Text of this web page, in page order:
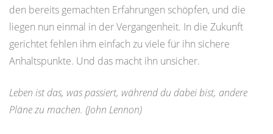
den bereits gemachten Erfahrungen schöpfen, und die
liegen nun einmal in der Vergangenheit. In die Zukunft
gerichtet fehlen ihm einfach zu viele für ihn sichere
Anhaltspunkte. Und das macht ihn unsicher.
Leben ist das, was passiert, während du dabei bist, andere
Pläne zu machen. (John Lennon)